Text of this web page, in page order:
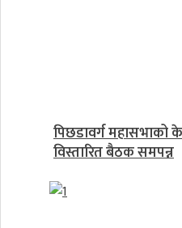
पिछडावर्ग महासभाको
विस्तारित बैठक समपन्न